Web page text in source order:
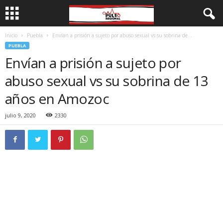
Inicio Puebla Envían a prisión a sujeto por abuso sexual vs su sobrina de...
PUEBLA
Envían a prisión a sujeto por
abuso sexual vs su sobrina de 13
años en Amozoc
julio 9, 2020 2330